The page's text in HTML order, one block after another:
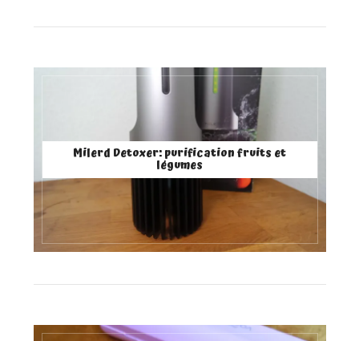
Milerd Detoxer: purification fruits et
légumes